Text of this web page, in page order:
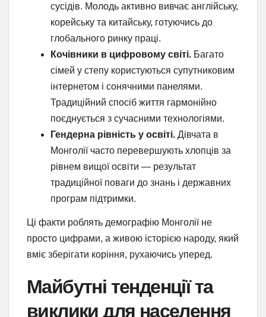
сусідів. Молодь активно вивчає англійську,
корейську та китайську, готуючись до
глобального ринку праці.
Кочівники в цифровому світі. Багато
сімей у степу користуються супутниковим
інтернетом і сонячними панелями.
Традиційний спосіб життя гармонійно
поєднується з сучасними технологіями.
Гендерна рівність у освіті. Дівчата в
Монголії часто перевершують хлопців за
рівнем вищої освіти — результат
традиційної поваги до знань і державних
програм підтримки.
Ці факти роблять демографію Монголії не
просто цифрами, а живою історією народу, який
вміє зберігати коріння, рухаючись уперед.
Майбутні тенденції та
виклики для населення